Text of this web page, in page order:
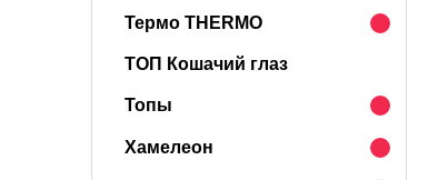
Термо THERMO
ТОП Кошачий глаз
Топы
Хамелеон